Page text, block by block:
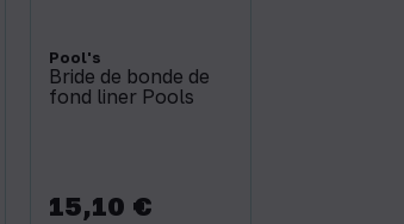
Pool's
Bride de bonde de
fond liner Pools
Prix
15,10 €